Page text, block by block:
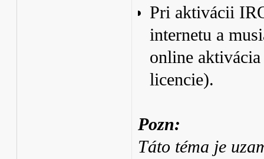
Pri aktivácii
internetu a
online
licencie).
Pozn:
Táto téma je